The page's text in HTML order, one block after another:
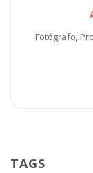
Fotógrafo,
TAGS